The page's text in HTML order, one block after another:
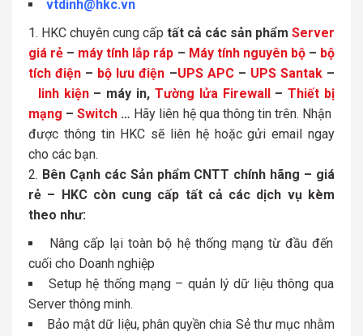
vtdinh@hkc.vn
HKC chuyên cung cấp tất cả các sản phẩm Server
giá rẻ – máy tính lắp ráp – Máy tính nguyên bộ– bộ
tích điện – bộ lưu điện –UPS APC– UPS Santak–
linh kiện– máy in, Tường lửa Firewall–Thiết bị
mạng –Switch … Hãy liên hệ qua thông tin trên. Nhận
được thông tin HKC sẽ liên hệ hoặc gửi email ngay
cho các bạn.
Bên Cạnh các Sản phẩm CNTT chính hãng – giá
rẻ – HKC còn cung cấp tất cả các dịch vụ kèm
theo như:
Nâng cấp lại toàn bộ hệ thống mạng từ đầu đến
cuối cho Doanh nghiệp
Setup hệ thống mạng – quản lý dữ liệu thông qua
Server thông minh.
Bảo mật dữ liệu, phân quyền chia Sẻ thư mục nhằm